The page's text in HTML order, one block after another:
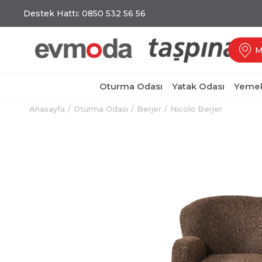
Destek Hattı: 0850 532 56 56
Oturma Odası Yatak Odası
Anasayfa Oturma Odası Berjer Nicolo Berjer